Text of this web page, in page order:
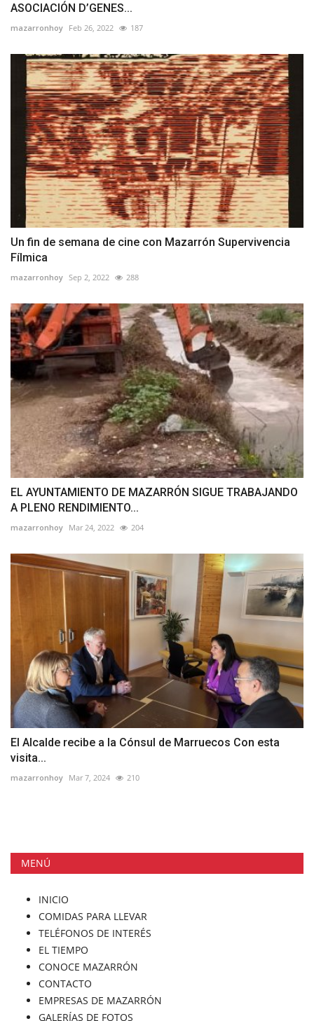
ASOCIACIÓN D’GENES...
mazarronhoy Feb 26, 2022 187
Un fin de semana de cine con Mazarrón Supervivencia
Fílmica
mazarronhoy Sep 2, 2022 288
EL AYUNTAMIENTO DE MAZARRÓN SIGUE TRABAJANDO
A PLENO RENDIMIENTO...
mazarronhoy Mar 24, 2022 204
El Alcalde recibe a la Cónsul de Marruecos Con esta
visita...
mazarronhoy Mar 7, 2024 210
MENÚ
INICIO
COMIDAS PARA LLEVAR
TELÉFONOS DE INTERÉS
EL TIEMPO
CONOCE MAZARRÓN
CONTACTO
EMPRESAS DE MAZARRÓN
GALERÍAS DE FOTOS